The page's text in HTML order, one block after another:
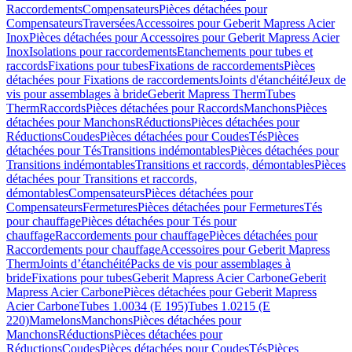
RaccordementsCompensateursPièces détachées pour
CompensateursTraverséesAccessoires pour Geberit Mapress Acier
InoxPièces détachées pour Accessoires pour Geberit Mapress Acier
InoxIsolations pour raccordementsEtanchements pour tubes et
raccordsFixations pour tubesFixations de raccordementsPièces
détachées pour Fixations de raccordementsJoints d'étanchéitéJeux de
vis pour assemblages à brideGeberit Mapress ThermTubes
ThermRaccordsPièces détachées pour RaccordsManchonsPièces
détachées pour ManchonsRéductionsPièces détachées pour
RéductionsCoudesPièces détachées pour CoudesTésPièces
détachées pour TésTransitions indémontablesPièces détachées pour
Transitions indémontablesTransitions et raccords, démontablesPièces
détachées pour Transitions et raccords,
démontablesCompensateursPièces détachées pour
CompensateursFermeturesPièces détachées pour FermeturesTés
pour chauffagePièces détachées pour Tés pour
chauffageRaccordements pour chauffagePièces détachées pour
Raccordements pour chauffageAccessoires pour Geberit Mapress
ThermJoints d’étanchéitéPacks de vis pour assemblages à
brideFixations pour tubesGeberit Mapress Acier CarboneGeberit
Mapress Acier CarbonePièces détachées pour Geberit Mapress
Acier CarboneTubes 1.0034 (E 195)Tubes 1.0215 (E
220)MamelonsManchonsPièces détachées pour
ManchonsRéductionsPièces détachées pour
RéductionsCoudesPièces détachées pour CoudesTésPièces